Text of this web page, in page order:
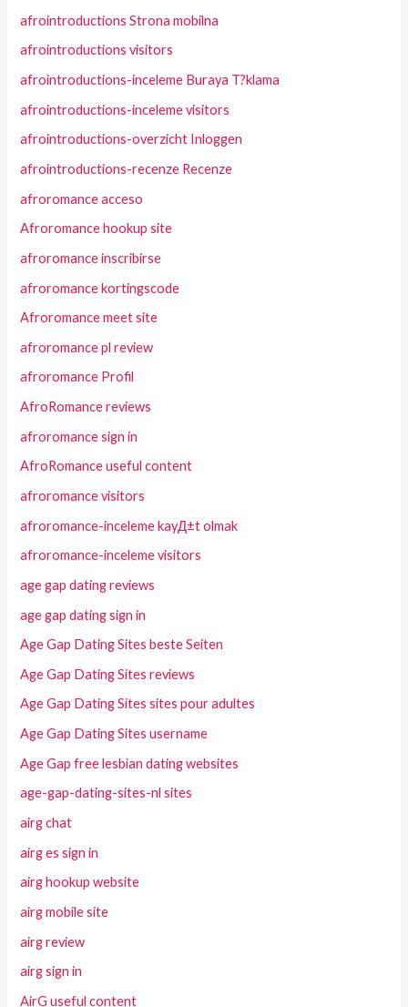
afrointroductions Strona mobilna
afrointroductions visitors
afrointroductions-inceleme Buraya T?klama
afrointroductions-inceleme visitors
afrointroductions-overzicht Inloggen
afrointroductions-recenze Recenze
afroromance acceso
Afroromance hookup site
afroromance inscribirse
afroromance kortingscode
Afroromance meet site
afroromance pl review
afroromance Profil
AfroRomance reviews
afroromance sign in
AfroRomance useful content
afroromance visitors
afroromance-inceleme kayД±t olmak
afroromance-inceleme visitors
age gap dating reviews
age gap dating sign in
Age Gap Dating Sites beste Seiten
Age Gap Dating Sites reviews
Age Gap Dating Sites sites pour adultes
Age Gap Dating Sites username
Age Gap free lesbian dating websites
age-gap-dating-sites-nl sites
airg chat
airg es sign in
airg hookup website
airg mobile site
airg review
airg sign in
AirG useful content